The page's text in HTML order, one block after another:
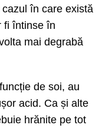
în care există
fi întinse în
mai degrabă
de soi, au
acid. Ca și alte
hrănite pe tot